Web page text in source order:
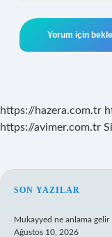
https://hazera.com.tr
https://avimer.com.tr
SON YAZILAR
Mukayyed ne anlama gelir
Ağustos 10, 2026